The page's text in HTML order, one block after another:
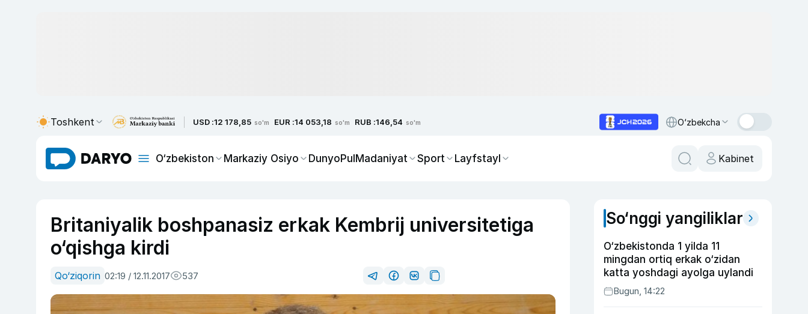
Toshkent USD :12 178,85 so'm EUR :14 053,18 so'm RUB :146,54 so'm O‘zbekcha
O‘zbekiston Markaziy Osiyo DunyoPulMadaniyat Sport Layfstayl Kabinet
Britaniyalik boshpanasiz erkak Kembrij universitetiga
o‘qishga kirdi
Qo‘ziqorin 02:19 / 12.11.2017 537
So‘nggi yangiliklar
O‘zbekistonda 1 yilda 11
mingdan ortiq erkak o‘zidan
katta yoshdagi ayolga uylandi
Bugun, 14:22